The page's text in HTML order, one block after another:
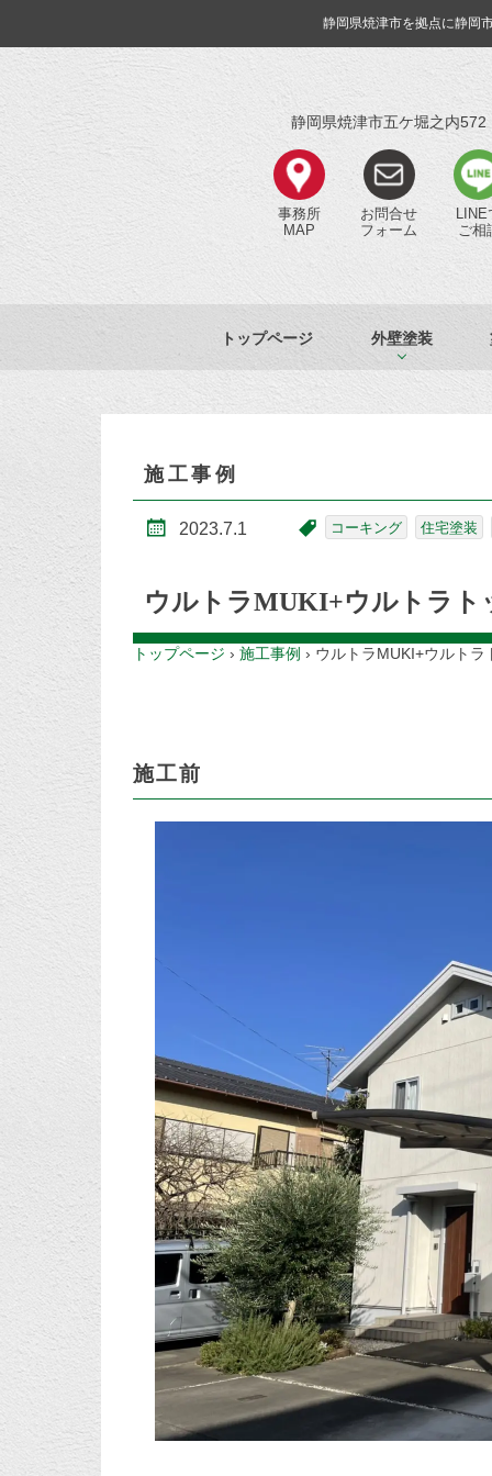
静岡県焼津市を拠点に静岡
静岡県焼津市五ケ堀之内572
事務所
MAP
お問合せ
フォーム
LINE
ご相
トップページ 外壁塗装
施工事例
2023.7.1 コーキング 住宅塗装
ウルトラMUKI+ウルトラト
トップページ › 施工事例 › ウルトラMUKI+ウルト
施工前